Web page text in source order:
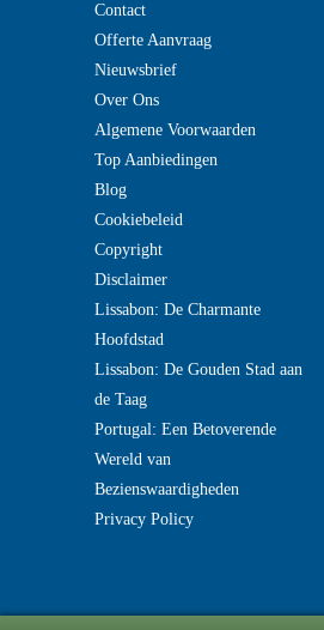
Contact
Offerte Aanvraag
Nieuwsbrief
Over Ons
Algemene Voorwaarden
Top Aanbiedingen
Blog
Cookiebeleid
Copyright
Disclaimer
Lissabon: De Charmante
Hoofdstad
Lissabon: De Gouden Stad aan
de Taag
Portugal: Een Betoverende
Wereld van
Bezienswaardigheden
Privacy Policy